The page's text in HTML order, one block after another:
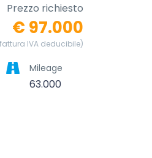
Prezzo richiesto
€ 97.000
IVA deducibile)
Mileage
63.000